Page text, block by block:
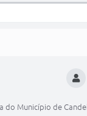
Município de